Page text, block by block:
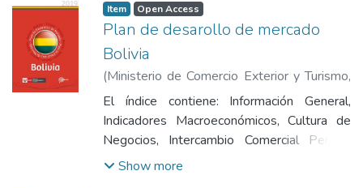
Comercialización, Tendencias del
Consumidor y Características del Mercado,
Priorización de Productos, Oportunidades
Comerciales para Productos Peruanos, Plan
de Acción, Principales Ferias en Estados
Unidos y Fuentes de Información.
Item Open Access
Plan de desarollo de mercado
Bolivia
(Ministerio de Comercio Exterior y Turismo,
2019)Ministerio de Comercio Exterior y
Turismo
El índice contiene: Información General,
Indicadores Macroeconómicos, Cultura de
Negocios, Intercambio Comercial Perú -
Bolivia, Acuerdos Comerciales y
Show more